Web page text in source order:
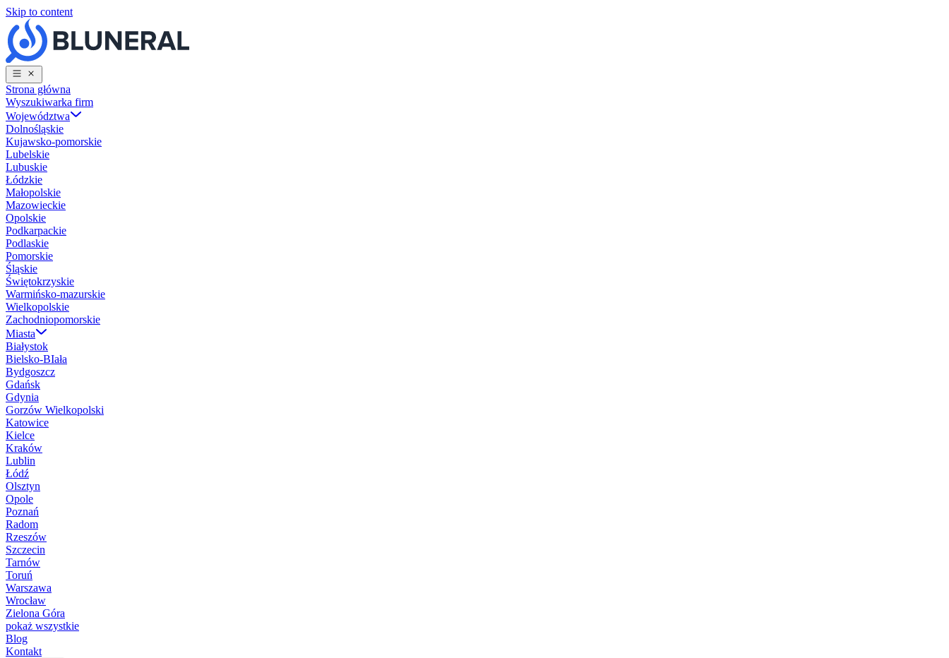
Skip to content
Strona główna
Wyszukiwarka firm
Województwa
Dolnośląskie
Kujawsko-pomorskie
Lubelskie
Lubuskie
Łódzkie
Małopolskie
Mazowieckie
Opolskie
Podkarpackie
Podlaskie
Pomorskie
Śląskie
Świętokrzyskie
Warmińsko-mazurskie
Wielkopolskie
Zachodniopomorskie
Miasta
Białystok
Bielsko-BIała
Bydgoszcz
Gdańsk
Gdynia
Gorzów Wielkopolski
Katowice
Kielce
Kraków
Lublin
Łódź
Olsztyn
Opole
Poznań
Radom
Rzeszów
Szczecin
Tarnów
Toruń
Warszawa
Wrocław
Zielona Góra
pokaż wszystkie
Blog
Kontakt